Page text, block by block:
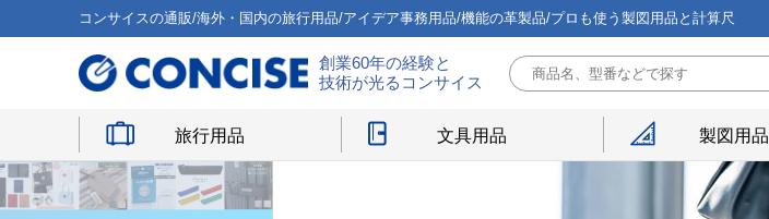
コンサイスの通販/海外・国内の旅行用品/アイデア事務用品/機能の革製品/プロも使う製図用品と計算尺
創業60年の経験と
技術が光るコンサイス
旅行用品 文具用品 製図用品